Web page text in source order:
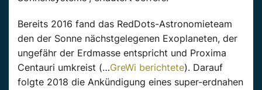
Bereits 2016 fand das RedDots-Astronomieteam
den der Sonne nächstgelegenen Exoplaneten, der
ungefähr der Erdmasse entspricht und Proxima
Centauri umkreist (…GreWi berichtete). Darauf
folgte 2018 die Ankündigung eines super-erdnahen